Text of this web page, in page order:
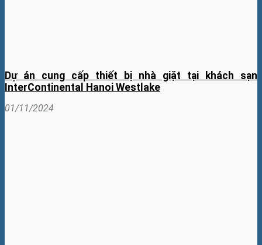
Dự án cung cấp thiết bị nhà giặt tại khách sạn
InterContinental Hanoi Westlake
01/11/2024